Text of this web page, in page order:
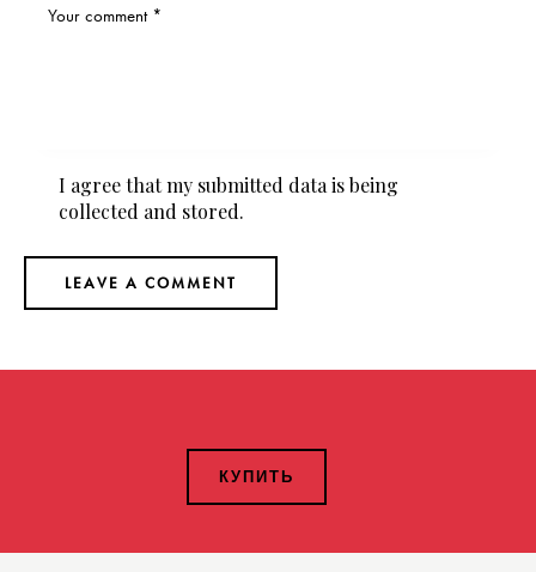
I agree that my submitted data is being
collected and stored.
КУПИТЬ